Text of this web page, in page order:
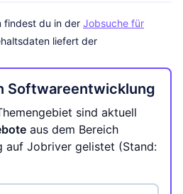
findest du in der Jobsuche für
liefert der
Softwareentwicklung
sind aktuell
aus dem Bereich
auf Jobriver gelistet (Stand: